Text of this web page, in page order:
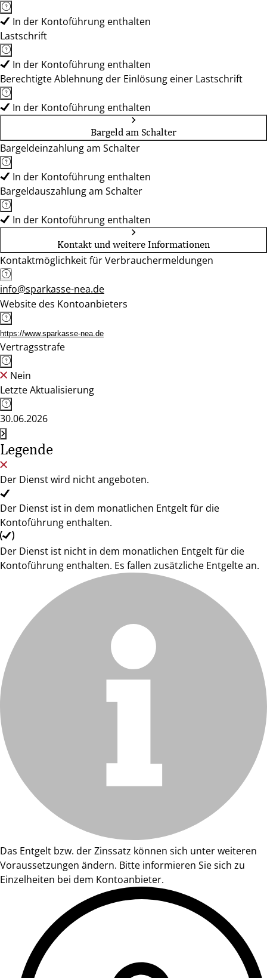
In der Kontoführung enthalten
Lastschrift
In der Kontoführung enthalten
Berechtigte Ablehnung der Einlösung einer Lastschrift
In der Kontoführung enthalten
Bargeld am Schalter
Bargeldeinzahlung am Schalter
In der Kontoführung enthalten
Bargeldauszahlung am Schalter
In der Kontoführung enthalten
Kontakt und weitere Informationen
Kontaktmöglichkeit für Verbrauchermeldungen
info@sparkasse-nea.de
Website des Kontoanbieters
https://www.sparkasse-nea.de
Vertragsstrafe
Nein
Letzte Aktualisierung
30.06.2026
Legende
Der Dienst wird nicht angeboten.
Der Dienst ist in dem monatlichen Entgelt für die
Kontoführung enthalten.
Der Dienst ist nicht in dem monatlichen Entgelt für die
Kontoführung enthalten. Es fallen zusätzliche Entgelte an.
Das Entgelt bzw. der Zinssatz können sich unter weiteren
Voraussetzungen ändern. Bitte informieren Sie sich zu
Einzelheiten bei dem Kontoanbieter.